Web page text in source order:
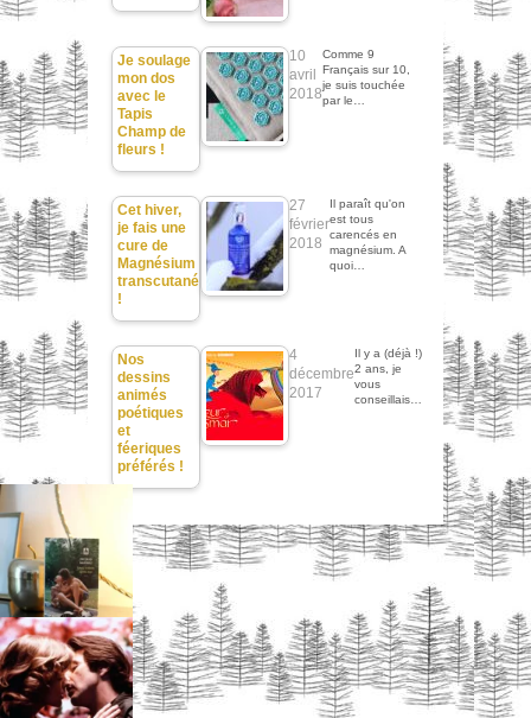
Je soulage
mon dos
avec le
Tapis
Champ de
fleurs !
10
avril
2018
Comme 9
Français sur 10,
je suis touchée
par le…
Cet hiver,
je fais une
cure de
Magnésium
transcutané
!
27
février
2018
Il paraît qu'on
est tous
carencés en
magnésium. A
quoi…
Nos
dessins
animés
poétiques
et
féeriques
préférés !
4
décembre
2017
Il y a (déjà !)
2 ans, je
vous
conseillais…